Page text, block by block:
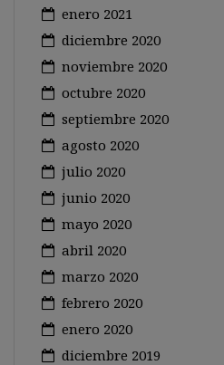
enero 2021
diciembre 2020
noviembre 2020
octubre 2020
septiembre 2020
agosto 2020
julio 2020
junio 2020
mayo 2020
abril 2020
marzo 2020
febrero 2020
enero 2020
diciembre 2019